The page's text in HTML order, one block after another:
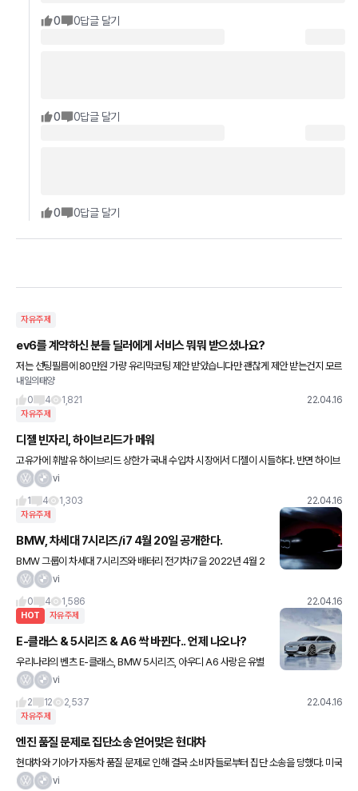
0 0답글 달기
0 0답글 달기
0 0답글 달기
자유주제
ev6를 계약하신 분들 딜러에게 서비스 뭐뭐 받으셨나요?
저는 선팅필름에 80만원 가량 유리막코팅 제안 받았습니다만 괜찮게 제안 받는건지 모르
겠네요. 블박은 빌트인캠 들어가서 필요 없구요.
내일의태양
0
4 1,821 22.04.16
자유주제
디젤 빈자리, 하이브리드가 메워
고유가에 휘발유 하이브리드 상한가 국내 수입차 시장에서 디젤이 시들하다. 반면 하이브
리드는 존재감이 더욱 높아지고 있다. 16일 한국수입차협회 연료별 통계에 따르면 지난해
vi
1
4 1,303 22.04.16
자유주제
BMW, 차세대 7시리즈/i7 4월 20일 공개한다.
BMW 그룹이 차세대 7시리즈와 배터리 전기차i7을 2022년 4월 2
0일 오후 2시(현지 시간) 공개할 예정이다. 이 세계 최초 공개는 bm
vi
0
4 1,586 22.04.16
HOT 자유주제
E-클래스 & 5시리즈 & A6 싹 바뀐다.. 언제 나오나?
우리나라의 벤츠 E-클래스, BMW 5시리즈, 아우디 A6 사랑은 유별
나다. 유럽 본토에서는 비즈니스를 위한 용도로 이용되는 고급차지만
vi
2
12 2,537 22.04.16
자유주제
엔진 품질 문제로 집단소송 얻어맞은 현대차
현대차와 기아가 자동차 품질 문제로 인해 결국 소비자들로부터 집단 소송을 당했다. 미국
자동차 리뷰 사이트 카컴플레인츠는 12일(현지시간) 8명의 현대차·기아 소유주가 회사를
vi